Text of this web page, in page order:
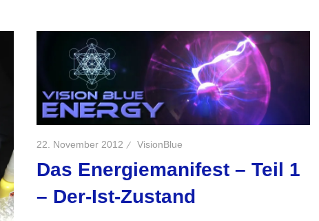
22. November 2012 VisionBlue
Das Energiemanifest – Teil 1
– Der-Ist-Zustand